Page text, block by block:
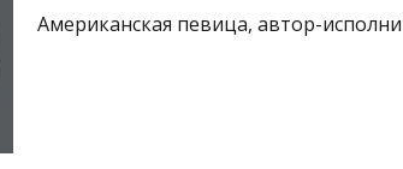
Американская певица, автор-